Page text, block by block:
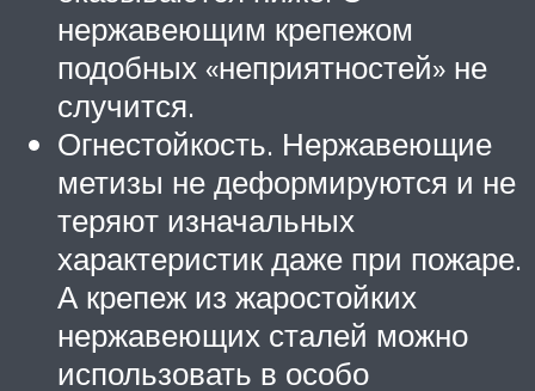
нержавеющим крепежом
подобных «неприятностей» не
случится.
Огнестойкость. Нержавеющие
метизы не деформируются и не
теряют изначальных
характеристик даже при пожаре.
А крепеж из жаростойких
нержавеющих сталей можно
использовать в особо